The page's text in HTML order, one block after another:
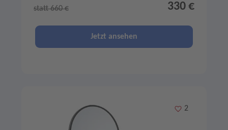
statt 660 € 330 €
Jetzt ansehen
Merken
2